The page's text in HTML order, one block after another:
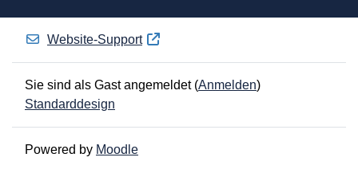
Website-Support
Sie sind als Gast angemeldet (Anmelden)
Standarddesign
Powered by Moodle